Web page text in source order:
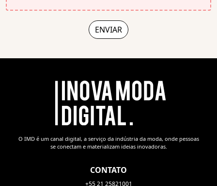
O IMD é um canal digital, a serviço da indústria da moda, onde pessoas
se conectam e materializam ideias inovadoras.
CONTATO
+55 21 25821001